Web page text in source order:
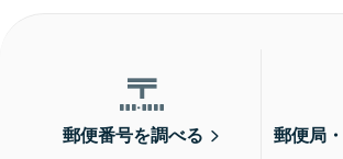
郵便番号を調べる
郵便局